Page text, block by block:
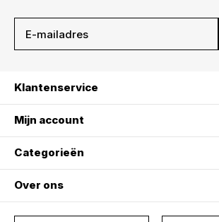
Klantenservice
Mijn account
Categorieën
Over ons